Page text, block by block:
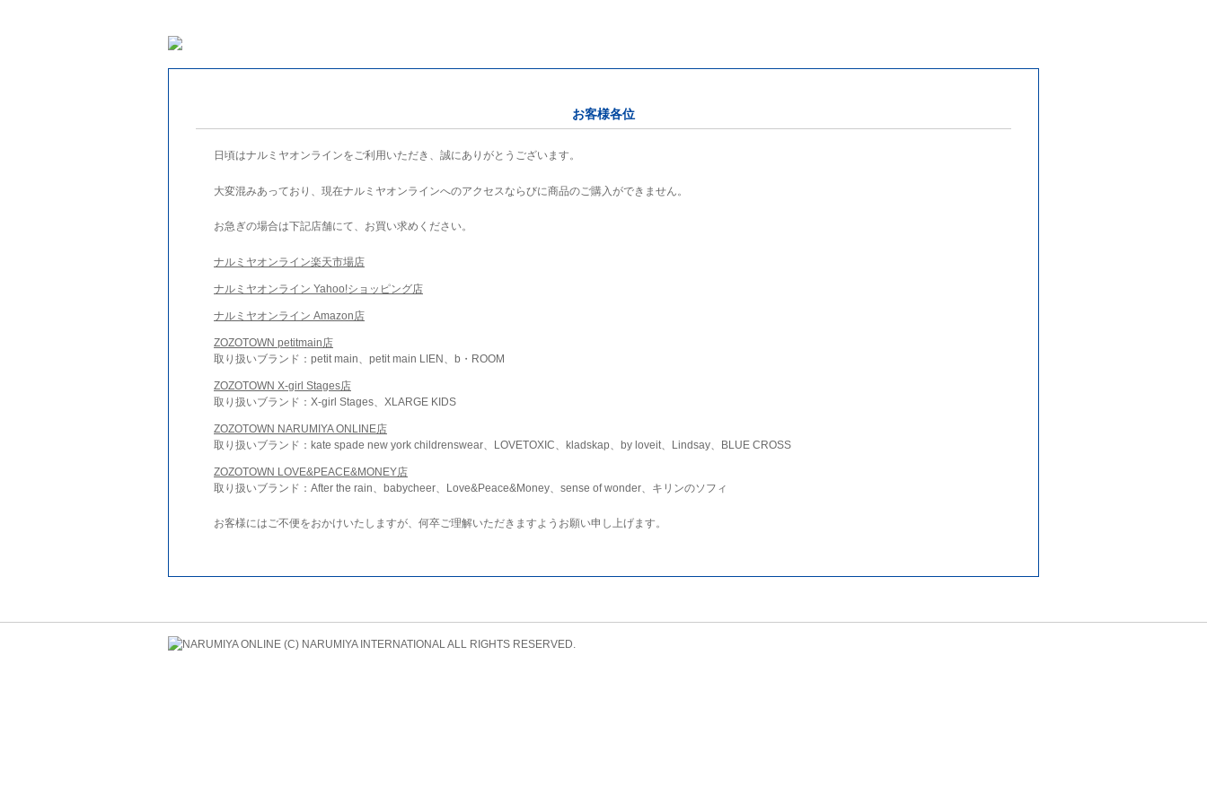
お客様各位
日頃はナルミヤオンラインをご利用いただき、誠にありがとうございます。
大変混みあっており、現在ナルミヤオンラインへのアクセスならびに商品のご購入ができません。
お急ぎの場合は下記店舗にて、お買い求めください。
ナルミヤオンライン楽天市場店
ナルミヤオンライン Yahoo!ショッピング店
ナルミヤオンライン Amazon店
ZOZOTOWN petitmain店
取り扱いブランド：petit main、petit main LIEN、b・ROOM
ZOZOTOWN X-girl Stages店
取り扱いブランド：X-girl Stages、XLARGE KIDS
ZOZOTOWN NARUMIYA ONLINE店
取り扱いブランド：kate spade new york childrenswear、LOVETOXIC、kladskap、by loveit、Lindsay、BLUE CROSS
ZOZOTOWN LOVE&PEACE&MONEY店
取り扱いブランド：After the rain、babycheer、Love&Peace&Money、sense of wonder、キリンのソフィ
お客様にはご不便をおかけいたしますが、何卒ご理解いただきますようお願い申し上げます。